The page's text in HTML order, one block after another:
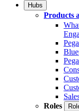
Hubs
Products
Roles